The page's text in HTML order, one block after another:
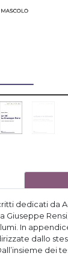
dedicati da
Giuseppe
In
dallo
dei